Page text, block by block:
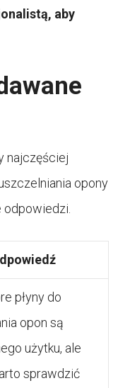
aby
najczęściej
opony
odpowiedzi.
płyny do
opon są
użytku, ale
sprawdzić